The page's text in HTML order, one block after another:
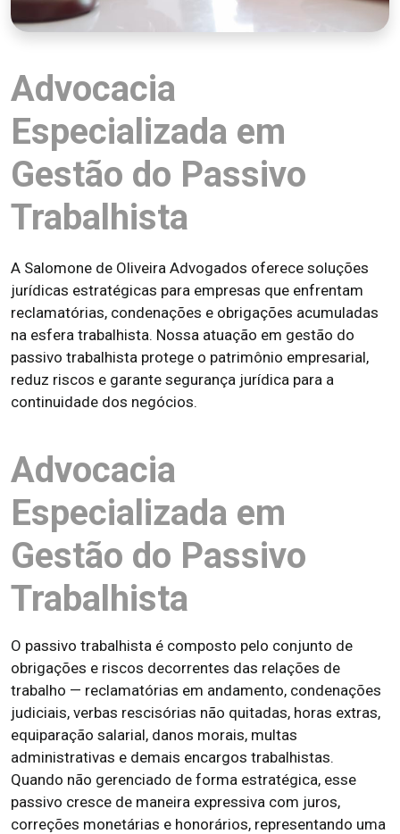
Advocacia
Especializada em
Gestão do Passivo
Trabalhista
A Salomone de Oliveira Advogados oferece soluções
jurídicas estratégicas para empresas que enfrentam
reclamatórias, condenações e obrigações acumuladas
na esfera trabalhista. Nossa atuação em gestão do
passivo trabalhista protege o patrimônio empresarial,
reduz riscos e garante segurança jurídica para a
continuidade dos negócios.
Advocacia
Especializada em
Gestão do Passivo
Trabalhista
O passivo trabalhista é composto pelo conjunto de
obrigações e riscos decorrentes das relações de
trabalho — reclamatórias em andamento, condenações
judiciais, verbas rescisórias não quitadas, horas extras,
equiparação salarial, danos morais, multas
administrativas e demais encargos trabalhistas.
Quando não gerenciado de forma estratégica, esse
passivo cresce de maneira expressiva com juros,
correções monetárias e honorários, representando uma